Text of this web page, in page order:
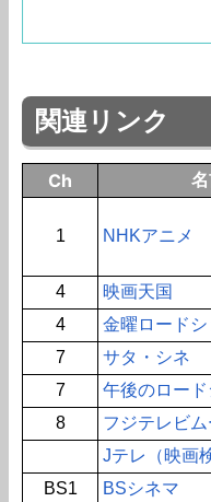
関連リンク
Ch
1 NHKアニメ
4
映画天国
4
金曜ロードシ
7
サタ・シネ
7
午後のロード
8
フジテレビ
Jテレ（映画
BS1
BSシネマ